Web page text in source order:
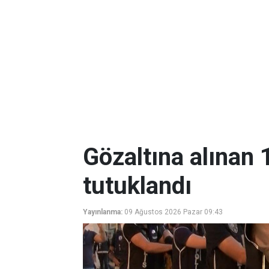
Gözaltına
tutuklandı
Yayınlanma: 09 Ağustos 2026 Pazar 09:43